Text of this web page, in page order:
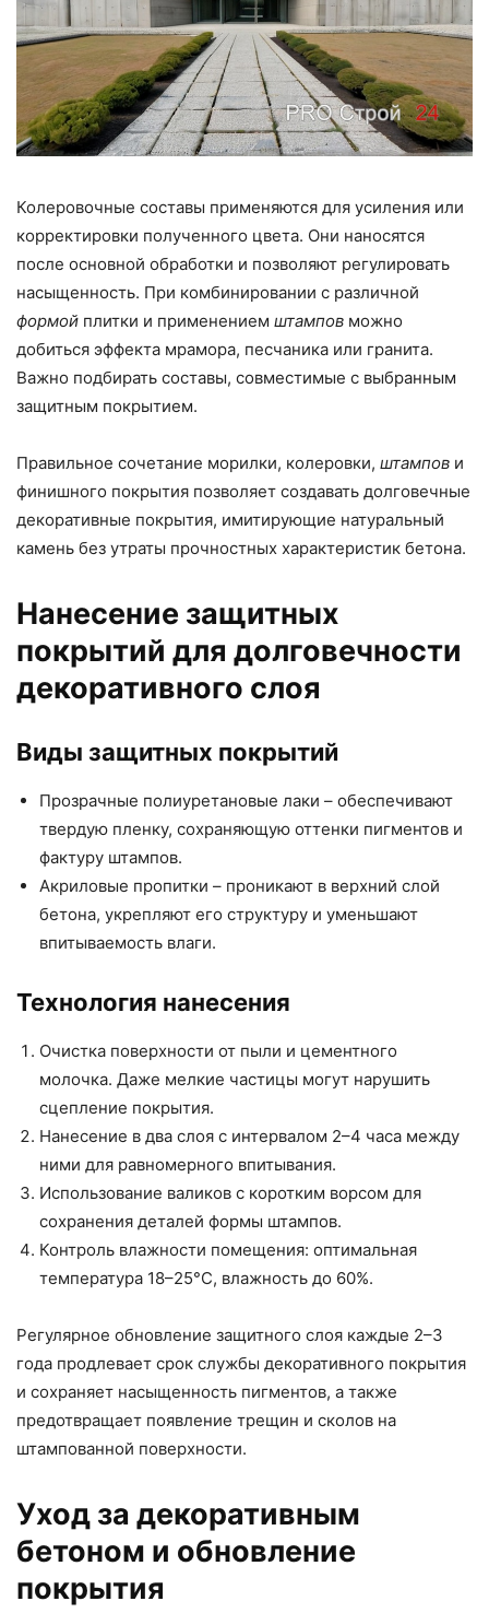
Колеровочные составы применяются для усиления или
корректировки полученного цвета. Они наносятся
после основной обработки и позволяют регулировать
насыщенность. При комбинировании с различной
формой плитки и применением штампов можно
добиться эффекта мрамора, песчаника или гранита.
Важно подбирать составы, совместимые с выбранным
защитным покрытием.
Правильное сочетание морилки, колеровки, штампов и
финишного покрытия позволяет создавать долговечные
декоративные покрытия, имитирующие натуральный
камень без утраты прочностных характеристик бетона.
Нанесение защитных
покрытий для долговечности
декоративного слоя
Виды защитных покрытий
Прозрачные полиуретановые лаки – обеспечивают
твердую пленку, сохраняющую оттенки пигментов и
фактуру штампов.
Акриловые пропитки – проникают в верхний слой
бетона, укрепляют его структуру и уменьшают
впитываемость влаги.
Технология нанесения
Очистка поверхности от пыли и цементного
молочка. Даже мелкие частицы могут нарушить
сцепление покрытия.
Нанесение в два слоя с интервалом 2–4 часа между
ними для равномерного впитывания.
Использование валиков с коротким ворсом для
сохранения деталей формы штампов.
Контроль влажности помещения: оптимальная
температура 18–25°C, влажность до 60%.
Регулярное обновление защитного слоя каждые 2–3
года продлевает срок службы декоративного покрытия
и сохраняет насыщенность пигментов, а также
предотвращает появление трещин и сколов на
штампованной поверхности.
Уход за декоративным
бетоном и обновление
покрытия